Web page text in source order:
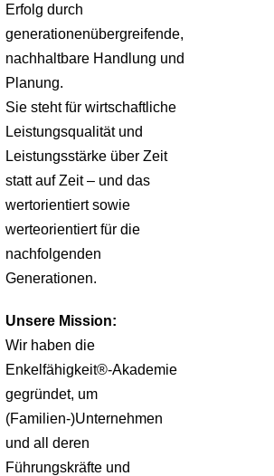
Erfolg durch
generationenübergreifende,
nachhaltbare Handlung und
Planung.
Sie steht für wirtschaftliche
Leistungsqualität und
Leistungsstärke über Zeit
statt auf Zeit – und das
wertorientiert sowie
werteorientiert für die
nachfolgenden
Generationen.
Unsere Mission:
Wir haben die
Enkelfähigkeit®-Akademie
gegründet, um
(Familien-)Unternehmen
und all deren
Führungskräfte und